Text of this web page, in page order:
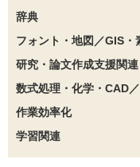
辞典
フォント・地図／GIS・
研究・論文作成支援関連
数式処理・化学・CAD
作業効率化
学習関連